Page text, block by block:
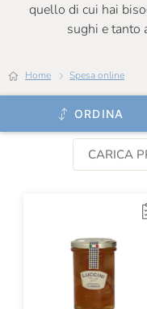
quello di cui hai
sughi e tanto
Home Spesa online
ORDINA
CARICA